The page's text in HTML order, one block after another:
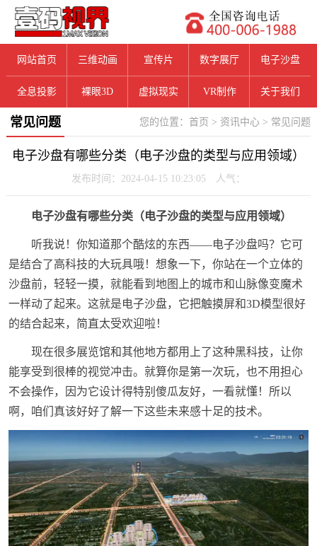
网站首页 三维动画 宣传片 数字展厅 电子沙盘
全息投影 裸眼3D 虚拟现实 VR制作 关于我们
您的位置： 首页 > 资讯中心 > 常见问题
常见问题
电子沙盘有哪些分类（电子沙盘的类型与应用领域）
发布时间：2024-04-15 10:23:05 人气：
电子沙盘有哪些分类（电子沙盘的类型与应用领域）
听我说！你知道那个酷炫的东西——电子沙盘吗？它可
是结合了高科技的大玩具哦！想象一下，你站在一个立体的
沙盘前，轻轻一摸，就能看到地图上的城市和山脉像变魔术
一样动了起来。这就是电子沙盘，它把触摸屏和3D模型很好
的结合起来，简直太受欢迎啦！
现在很多展览馆和其他地方都用上了这种黑科技，让你
能享受到很棒的视觉冲击。就算你是第一次玩，也不用担心
不会操作，因为它设计得特别傻瓜友好，一看就懂！所以
啊，咱们真该好好了解一下这些未来感十足的技术。